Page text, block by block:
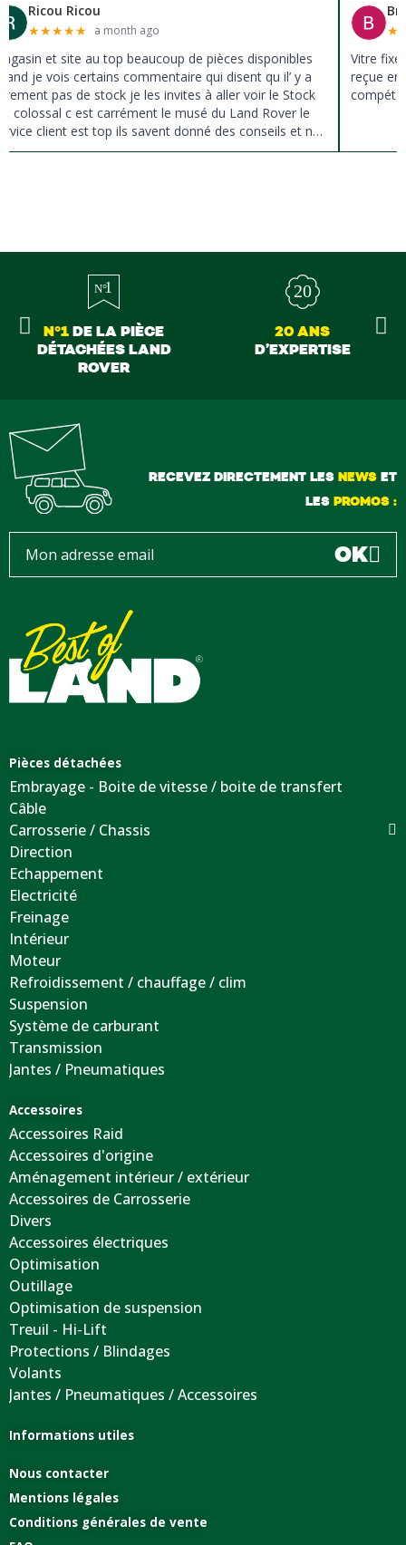
Ricou Ricou
★★★★★ a month ago
et site au top beaucoup de pièces disponibles
je vois certains commentaire qui disent qu il’ y a
pas de stock je les invites à aller voir le Stock
colossal c est carrément le musé du Land Rover le
client est top ils savent donné des conseils et ne
pas à la vente ils sont vraiment au top du top
★
Vitre
reçue
N°1DE LA PIÈCE
DÉTACHÉES LAND
ROVER
20 ANS
D’EXPERTISE
RECEVEZ DIRECTEMENT LES NEWSET
LES PROMOS :
OK
Pièces détachées
Embrayage - Boite de vitesse / boite de transfert
Câble
Carrosserie / Chassis
Direction
Echappement
Electricité
Freinage
Intérieur
Moteur
Refroidissement / chauffage / clim
Suspension
Système de carburant
Transmission
Jantes / Pneumatiques
Accessoires
Accessoires Raid
Accessoires d'origine
Aménagement intérieur / extérieur
Accessoires de Carrosserie
Divers
Accessoires électriques
Optimisation
Outillage
Optimisation de suspension
Treuil - Hi-Lift
Protections / Blindages
Volants
Jantes / Pneumatiques / Accessoires
Informations utiles
Nous contacter
Mentions légales
Conditions générales de vente